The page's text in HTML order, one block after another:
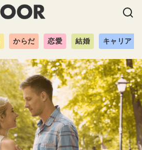
からだ 恋愛 結婚 キャリア